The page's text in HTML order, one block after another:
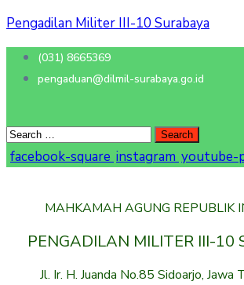
Pengadilan Militer III-10 Surabaya
(031) 8665369
pengaduan@dilmil-surabaya.go.id
facebook-square instagram youtube-
MAHKAMAH AGUNG REPUBLIK
PENGADILAN MILITER III-10
Jl. Ir. H. Juanda No.85 Sidoarjo,